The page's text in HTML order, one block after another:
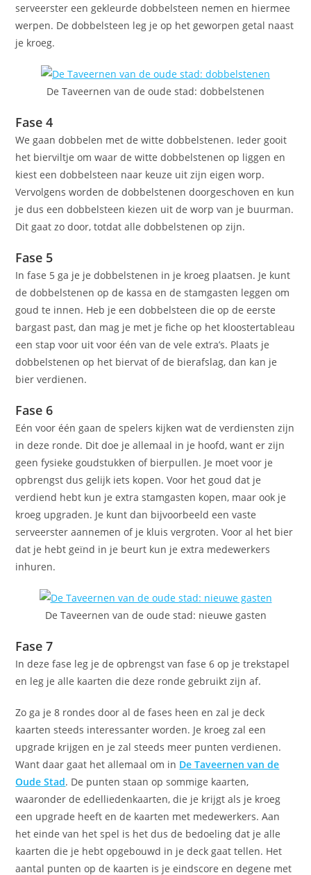
serveerster een gekleurde dobbelsteen nemen en hiermee
werpen. De dobbelsteen leg je op het geworpen getal naast
je kroeg.
De Taveernen van de oude stad: dobbelstenen
Fase 4
We gaan dobbelen met de witte dobbelstenen. Ieder gooit
het bierviltje om waar de witte dobbelstenen op liggen en
kiest een dobbelsteen naar keuze uit zijn eigen worp.
Vervolgens worden de dobbelstenen doorgeschoven en kun
je dus een dobbelsteen kiezen uit de worp van je buurman.
Dit gaat zo door, totdat alle dobbelstenen op zijn.
Fase 5
In fase 5 ga je je dobbelstenen in je kroeg plaatsen. Je kunt
de dobbelstenen op de kassa en de stamgasten leggen om
goud te innen. Heb je een dobbelsteen die op de eerste
bargast past, dan mag je met je fiche op het kloostertableau
een stap voor uit voor één van de vele extra’s. Plaats je
dobbelstenen op het biervat of de bierafslag, dan kan je
bier verdienen.
Fase 6
Eén voor één gaan de spelers kijken wat de verdiensten zijn
in deze ronde. Dit doe je allemaal in je hoofd, want er zijn
geen fysieke goudstukken of bierpullen. Je moet voor je
opbrengst dus gelijk iets kopen. Voor het goud dat je
verdiend hebt kun je extra stamgasten kopen, maar ook je
kroeg upgraden. Je kunt dan bijvoorbeeld een vaste
serveerster aannemen of je kluis vergroten. Voor al het bier
dat je hebt geïnd in je beurt kun je extra medewerkers
inhuren.
De Taveernen van de oude stad: nieuwe gasten
Fase 7
In deze fase leg je de opbrengst van fase 6 op je trekstapel
en leg je alle kaarten die deze ronde gebruikt zijn af.
Zo ga je 8 rondes door al de fases heen en zal je deck
kaarten steeds interessanter worden. Je kroeg zal een
upgrade krijgen en je zal steeds meer punten verdienen.
Want daar gaat het allemaal om in De Taveernen van de
Oude Stad. De punten staan op sommige kaarten,
waaronder de edelliedenkaarten, die je krijgt als je kroeg
een upgrade heeft en de kaarten met medewerkers. Aan
het einde van het spel is het dus de bedoeling dat je alle
kaarten die je hebt opgebouwd in je deck gaat tellen. Het
aantal punten op de kaarten is je eindscore en degene met